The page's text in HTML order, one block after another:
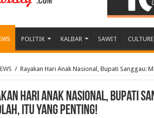
POLITIK KALBAR SAWIT CULTURE
/ Rayakan Hari Anak Nasional, Bupati Sanggau:
Hari Anak Nasional, Bupati
Itu yang Penting!